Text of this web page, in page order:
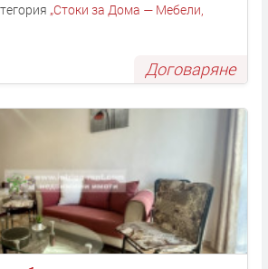
„Стоки за Дома — Мебели,
Договаряне